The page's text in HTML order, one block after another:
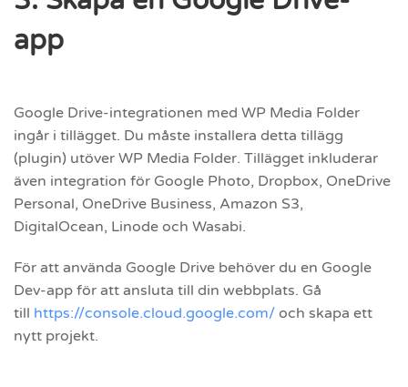
app
Google Drive-integrationen med WP Media Folder
ingår i tillägget. Du måste installera detta tillägg
(plugin) utöver WP Media Folder. Tillägget inkluderar
även integration för Google Photo, Dropbox, OneDrive
Personal, OneDrive Business, Amazon S3,
DigitalOcean, Linode och Wasabi.
För att använda Google Drive behöver du en Google
Dev-app för att ansluta till din webbplats. Gå
till https://console.cloud.google.com/ och skapa ett
nytt projekt.